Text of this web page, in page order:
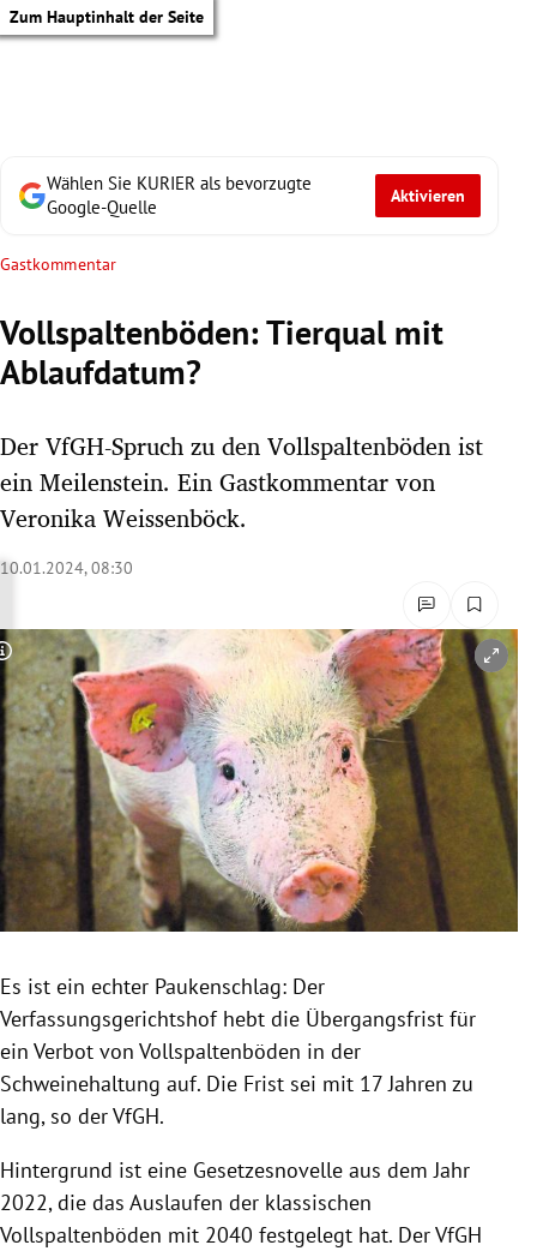
Zum Hauptinhalt der Seite
Untermenü
Untermenü
Untermenü
Untermenü
Untermenü
Untermenü
Untermenü
Untermenü
Wählen Sie KURIER als bevorzugte
Google-Quelle
Aktivieren
Gastkommentar
Vollspaltenböden: Tierqual mit
Ablaufdatum?
Der VfGH-Spruch zu den Vollspaltenböden ist
ein Meilenstein. Ein Gastkommentar von
Veronika Weissenböck.
10.01.2024, 08:30
Copyright-Hinweis öffnen/schließen
Es ist ein echter Paukenschlag: Der
Verfassungsgerichtshof hebt die Übergangsfrist für
ein Verbot von Vollspaltenböden in der
Schweinehaltung auf. Die Frist sei mit 17 Jahren zu
lang, so der VfGH.
Hintergrund ist eine Gesetzesnovelle aus dem Jahr
2022, die das Auslaufen der klassischen
Vollspaltenböden mit 2040 festgelegt hat. Der VfGH